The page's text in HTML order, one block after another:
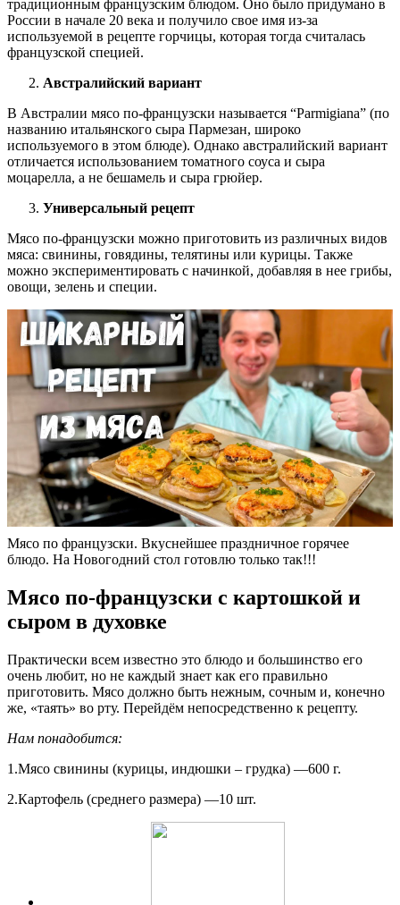
традиционным французским блюдом. Оно было придумано в
России в начале 20 века и получило свое имя из-за
используемой в рецепте горчицы, которая тогда считалась
французской специей.
Австралийский вариант
В Австралии мясо по-французски называется “Parmigiana” (по
названию итальянского сыра Пармезан, широко
используемого в этом блюде). Однако австралийский вариант
отличается использованием томатного соуса и сыра
моцарелла, а не бешамель и сыра грюйер.
Универсальный рецепт
Мясо по-французски можно приготовить из различных видов
мяса: свинины, говядины, телятины или курицы. Также
можно экспериментировать с начинкой, добавляя в нее грибы,
овощи, зелень и специи.
Мясо по французски. Вкуснейшее праздничное горячее
блюдо. На Новогодний стол готовлю только так!!!
Мясо по-французски с картошкой и
сыром в духовке
Практически всем известно это блюдо и большинство его
очень любит, но не каждый знает как его правильно
приготовить. Мясо должно быть нежным, сочным и, конечно
же, «таять» во рту. Перейдём непосредственно к рецепту.
Нам понадобится:
1.Мясо свинины (курицы, индюшки – грудка) —600 г.
2.Картофель (среднего размера) —10 шт.